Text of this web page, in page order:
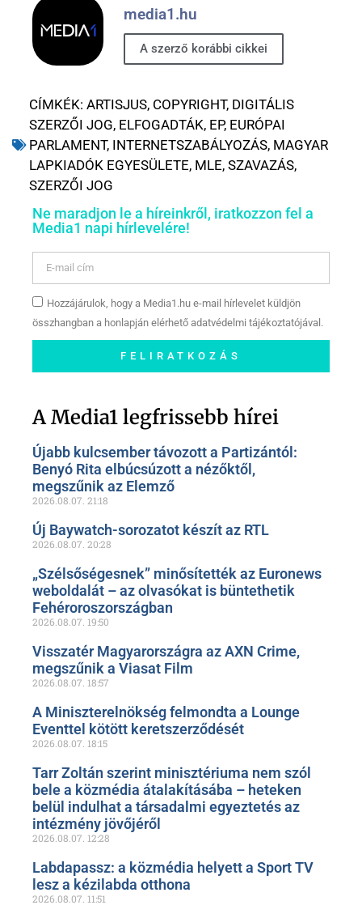
media1.hu
A szerző korábbi cikkei
CÍMKÉK: ARTISJUS, COPYRIGHT, DIGITÁLIS
SZERZŐI JOG, ELFOGADTÁK, EP, EURÓPAI
PARLAMENT, INTERNETSZABÁLYOZÁS, MAGYAR
LAPKIADÓK EGYESÜLETE, MLE, SZAVAZÁS,
SZERZŐI JOG
Ne maradjon le a híreinkről, iratkozzon fel a
Media1 napi hírlevelére!
Hozzájárulok, hogy a Media1.hu e-mail hírlevelet küldjön
összhangban a honlapján elérhető adatvédelmi tájékoztatójával.
FELIRATKOZÁS
oldalunkon!
A Media1 legfrissebb hírei
Újabb kulcsember távozott a Partizántól:
Benyó Rita elbúcsúzott a nézőktől,
megszűnik az Elemző
2026.08.07. 21:18
Új Baywatch-sorozatot készít az RTL
2026.08.07. 20:28
„Szélsőségesnek” minősítették az Euronews
weboldalát – az olvasókat is büntethetik
Fehéroroszországban
2026.08.07. 19:50
Visszatér Magyarországra az AXN Crime,
megszűnik a Viasat Film
2026.08.07. 18:57
A Miniszterelnökség felmondta a Lounge
Eventtel kötött keretszerződését
2026.08.07. 18:15
Tarr Zoltán szerint minisztériuma nem szól
bele a közmédia átalakításába – heteken
belül indulhat a társadalmi egyeztetés az
intézmény jövőjéről
2026.08.07. 12:28
Labdapassz: a közmédia helyett a Sport TV
lesz a kézilabda otthona
2026.08.07. 11:51